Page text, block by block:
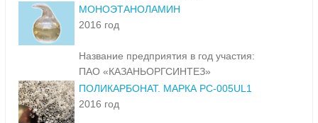
МОНОЭТАНОЛАМИН
2016 год
Название предприятия в год участия:
ПАО «КАЗАНЬОРГСИНТЕЗ»
ПОЛИКАРБОНАТ. МАРКА PC-005UL1
2016 год